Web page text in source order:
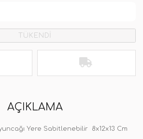
TÜKENDİ
AÇIKLAMA
Yere Sabitlenebilir 8x12x13 Cm